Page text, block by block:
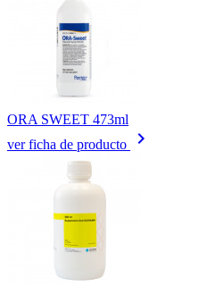
ORA SWEET 473ml
ver ficha de producto
keyboard_arrow_right